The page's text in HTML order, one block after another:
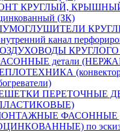
КРУГЛЫЙ, КРЫШНЫЙ,
(ЗК)
канал
КРУГЛОГО
детали
ПЕРЕТОЧНЫЕ
ФАСОННЫЕ
по